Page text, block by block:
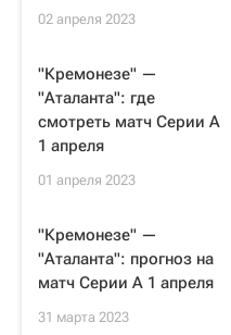
02 апреля 2023
"Кремонезе" —
"Аталанта": где
смотреть матч Серии А
1 апреля
01 апреля 2023
"Кремонезе" —
"Аталанта": прогноз на
матч Серии А 1 апреля
31 марта 2023